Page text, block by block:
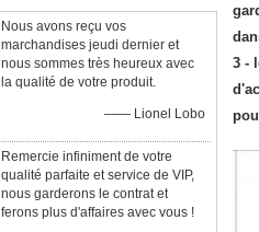
Nous avons reçu vos
marchandises jeudi dernier et
nous sommes très heureux avec
la qualité de votre produit.
—— Lionel Lobo
Remercie infiniment de votre
qualité parfaite et service de VIP,
nous garderons le contrat et
ferons plus d'affaires avec vous !
3 -